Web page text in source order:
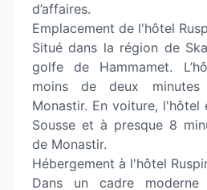
d’affaires.
Emplacement de l'hôtel
Situé dans la région de
golfe de Hammamet.
moins de deux
Monastir. En voiture, l'hôtel
Sousse et à presque 8
de Monastir.
Hébergement à l'hôtel
Dans un cadre